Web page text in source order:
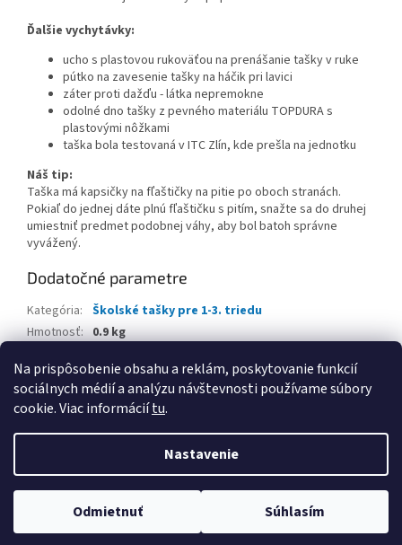
Na prispôsobenie obsahu a reklám, poskytovanie funkcií
sociálnych médií a analýzu návštevnosti používame súbory
cookie. Viac informáciítu.
Nastavenie
Odmietnuť Súhlasím
Ďalšie vychytávky:
ucho s plastovou rukoväťou na prenášanie tašky v ruke
pútko na zavesenie tašky na háčik pri lavici
záter proti dažďu - látka nepremokne
odolné dno tašky z pevného materiálu TOPDURA s
plastovými nôžkami
taška bola testovaná v ITC Zlín, kde prešla na jednotku
Náš tip:
Taška má kapsičky na fľaštičky na pitie po oboch stranách.
Pokiaľ do jednej dáte plnú fľaštičku s pitím, snažte sa do druhej
umiestniť predmet podobnej váhy, aby bol batoh správne
vyvážený.
Dodatočné parametre
Kategória: Školské tašky pre 1-3. triedu
Hmotnosť: 0.9 kg
Copyright 2026www.kancpapier.sk. Všetky práva vyhradené.
Upraviť nastavenie cookies